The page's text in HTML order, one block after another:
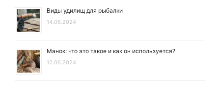
Виды удилищ для рыбалки
14.06.2024
Манок: что это такое и как он используется?
12.06.2024